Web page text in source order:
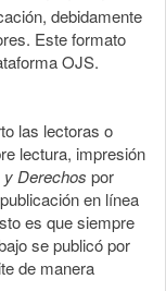
debidamente
Este formato
OJS.
las lectoras o
lectura, impresión
Derechos por
en línea
es que siempre
se publicó por
de manera